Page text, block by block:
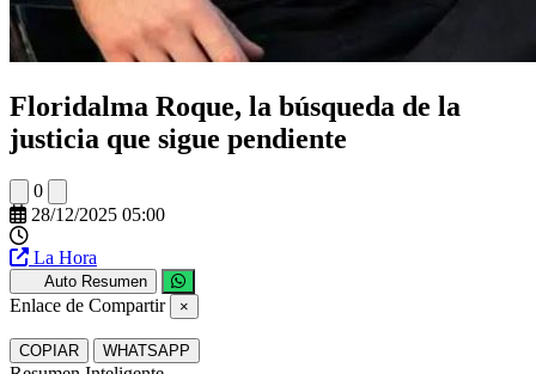
Floridalma Roque, la búsqueda de la
justicia que sigue pendiente
0
28/12/2025 05:00
La Hora
Auto Resumen
Enlace de Compartir ×
COPIAR WHATSAPP